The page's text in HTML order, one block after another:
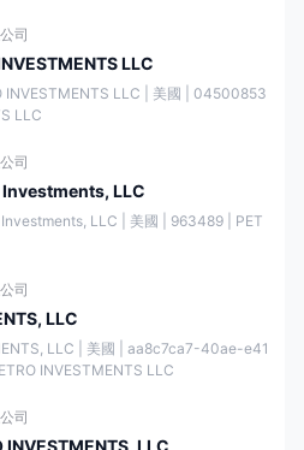
不同，但以下是交易者可能遇到的一些
資金存入您的交易賬戶的費用。這些費用
銀行轉賬或信用卡/借記卡交易。
式而有所不同，例如銀行轉賬或電子錢
用。如果在一段時間內沒有交易活動或
閒置費的具體期限和金額可能會因經紀
賬戶基礎貨幣的貨幣存入或提取資金，
司
LLC
INVESTMENTS LLC | 美國 | 04500853
LLC
司
LLC
LLC | 美國 | 963489 | PET
司
LLC
LLC | 美國 | aa8c7ca7-40ae-e41
INVESTMENTS LLC
司
INVESTMENTS, LLC